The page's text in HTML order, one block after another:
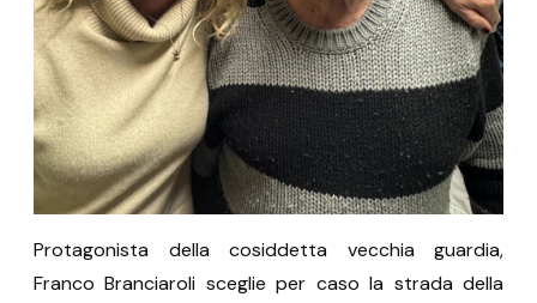
Protagonista della cosiddetta vecchia guardia,
Franco Branciaroli sceglie per caso la strada della